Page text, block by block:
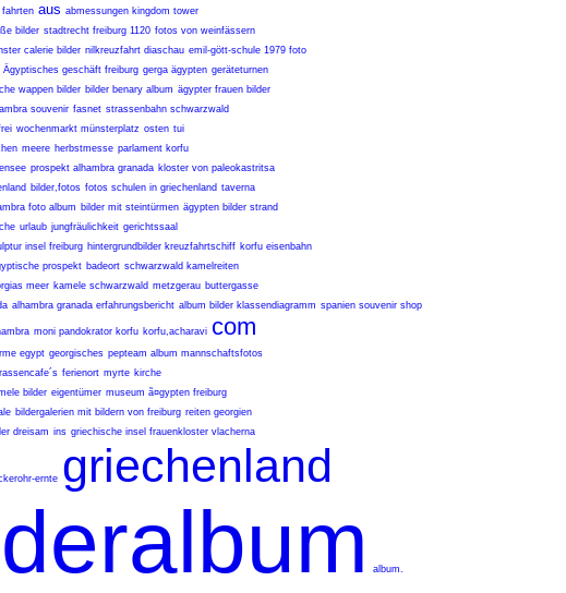
fahrten aus abmessungen kingdom tower
bilder stadtrecht freiburg 1120 fotos von weinfässern
calerie bilder nilkreuzfahrt diaschau emil-gött-schule 1979 foto
Ägyptisches geschäft freiburg gerga ägypten geräteturnen
wappen bilder bilder benary album ägypter frauen bilder
souvenir fasnet strassenbahn schwarzwald
wochenmarkt münsterplatz osten tui
meere herbstmesse parlament korfu
prospekt alhambra granada kloster von paleokastritsa
bilder,fotos fotos schulen in griechenland taverna
foto album bilder mit steintürmen ägypten bilder strand
urlaub jungfräulichkeit gerichtssaal
insel freiburg hintergrundbilder kreuzfahrtschiff korfu eisenbahn
prospekt badeort schwarzwald kamelreiten
meer kamele schwarzwald metzgerau buttergasse
alhambra granada erfahrungsbericht album bilder klassendiagramm spanien souvenir shop
moni pandokrator korfu korfu,acharavi com
egypt georgisches pepteam album mannschaftsfotos
ferienort myrte kirche
bilder eigentümer museum ã¤gypten freiburg
bildergalerien mit bildern von freiburg reiten georgien
dreisam ins griechische insel frauenkloster vlacherna
ernte griechenland
album.